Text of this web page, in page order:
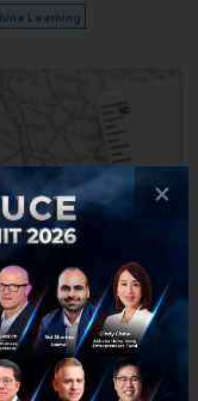
Learning
×